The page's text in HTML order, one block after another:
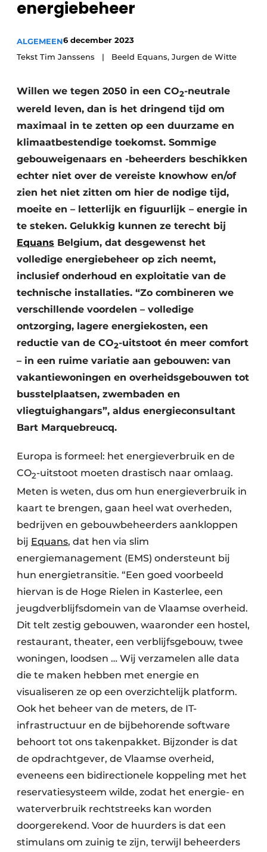
Vacature aanmelden
Video’s
Bedrijven
Bedrijven
Beton & Staalbouw
BIM
Evenementen
Dak & Gevel
Houtbouw
Interieurarchitectuur
Keukens
Renovatie
Software
Veiligheid & Opleiding
Zonwering
energiebeheer
ALGEMEEN6 december 2023
Tekst Tim Janssens | Beeld Equans, Jurgen de Witte
Willen we tegen 2050 in een CO2-neutrale
wereld leven, dan is het dringend tijd om
maximaal in te zetten op een duurzame en
klimaatbestendige toekomst. Sommige
gebouweigenaars en -beheerders beschikken
echter niet over de vereiste knowhow en/of
zien het niet zitten om hier de nodige tijd,
moeite en – letterlijk en figuurlijk – energie in
te steken. Gelukkig kunnen ze terecht bij
Equans Belgium, dat desgewenst het
volledige energiebeheer op zich neemt,
inclusief onderhoud en exploitatie van de
technische installaties. “Zo combineren we
verschillende voordelen – volledige
ontzorging, lagere energiekosten, een
reductie van de CO2-uitstoot én meer comfort
– in een ruime variatie aan gebouwen: van
vakantiewoningen en overheidsgebouwen tot
busstelplaatsen, zwembaden en
vliegtuighangars”, aldus energieconsultant
Bart Marquebreucq.
Europa is formeel: het energieverbruik en de
CO2-uitstoot moeten drastisch naar omlaag.
Meten is weten, dus om hun energieverbruik in
kaart te brengen, gaan heel wat overheden,
bedrijven en gebouwbeheerders aankloppen
bij Equans, dat hen via slim
energiemanagement (EMS) ondersteunt bij
hun energietransitie. “Een goed voorbeeld
hiervan is de Hoge Rielen in Kasterlee, een
jeugdverblijfsdomein van de Vlaamse overheid.
Dit telt zestig gebouwen, waaronder een hostel,
restaurant, theater, een verblijfsgebouw, twee
woningen, loodsen … Wij verzamelen alle data
die te maken hebben met energie en
visualiseren ze op een overzichtelijk platform.
Ook het beheer van de meters, de IT-
infrastructuur en de bijbehorende software
behoort tot ons takenpakket. Bijzonder is dat
de opdrachtgever, de Vlaamse overheid,
eveneens een bidirectionele koppeling met het
reservatiesysteem wilde, zodat het energie- en
waterverbruik rechtstreeks kan worden
doorgerekend. Voor de huurders is dat een
stimulans om zuinig te zijn, terwijl beheerders